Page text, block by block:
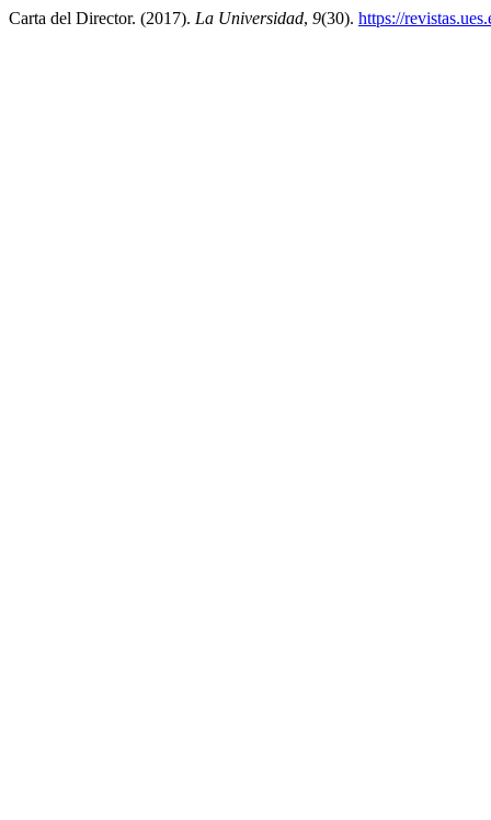
Carta del Director. (2017). La Universidad, 9(30). https://